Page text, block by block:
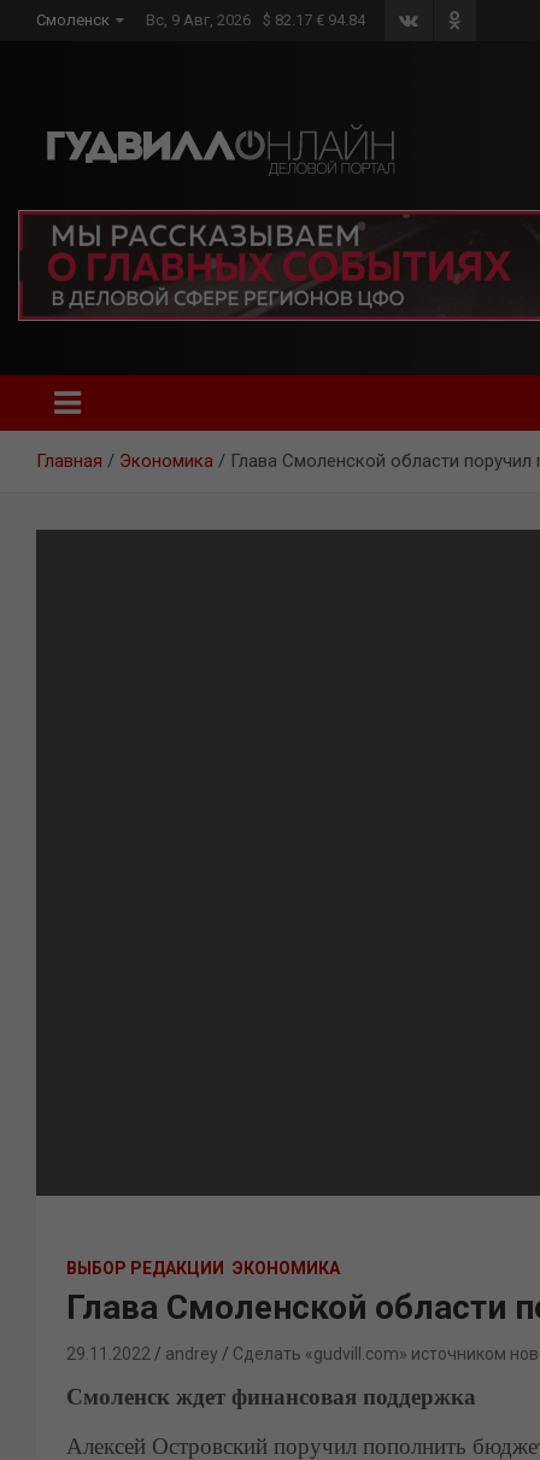
Смоленск Вс, 9 Авг, 2026 $ 82.17 € 94.84
Главная Экономика Глава Смоленской области
ВЫБОР РЕДАКЦИИ ЭКОНОМИКА
Глава Смоленской области
29.11.2022 andrey Сделать «gudvill.com» источником
Смоленск ждет финансовая поддержка
Алексей Островский поручил пополнить